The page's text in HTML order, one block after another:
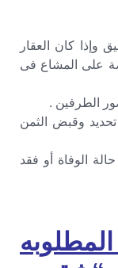
وإذا كان العقار
على المشاع فى
الطرفين .
وقبض الثمن
الوفاة أو فقد